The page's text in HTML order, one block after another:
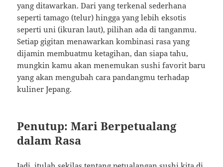
yang ditawarkan. Dari yang terkenal sederhana
seperti tamago (telur) hingga yang lebih eksotis
seperti uni (ikuran laut), pilihan ada di tanganmu.
Setiap gigitan menawarkan kombinasi rasa yang
dijamin membuatmu ketagihan, dan siapa tahu,
mungkin kamu akan menemukan sushi favorit baru
yang akan mengubah cara pandangmu terhadap
kuliner Jepang.
Penutup: Mari Berpetualang
dalam Rasa